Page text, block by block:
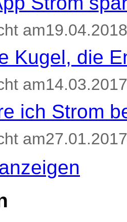
am19.04.2018
Kugel, die
am14.03.2017
ich Strom
am27.01.2017